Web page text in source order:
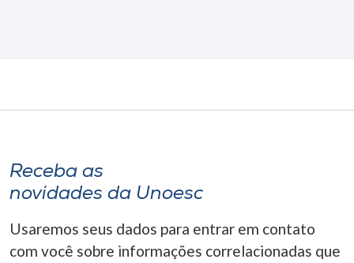
Receba as
novidades da Unoesc
Usaremos seus dados para entrar em contato
com você sobre informações correlacionadas que